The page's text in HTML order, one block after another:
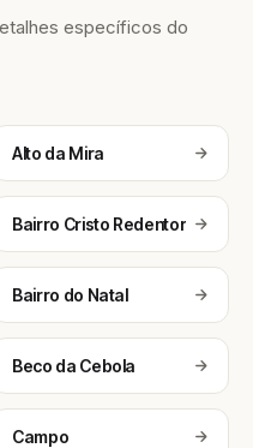
específicos do
Alto da Mira
Bairro Cristo Redentor
Bairro do Natal
Beco da Cebola
Campo